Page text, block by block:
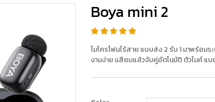
Boya mini 2
ไมโครโฟนไร้สาย แบบส่ง 2 รับ 1 มาพร้อม
งานง่าย เเสียบแล้วจับคู่อัตโนมัติ ตัวไมค์ แบ